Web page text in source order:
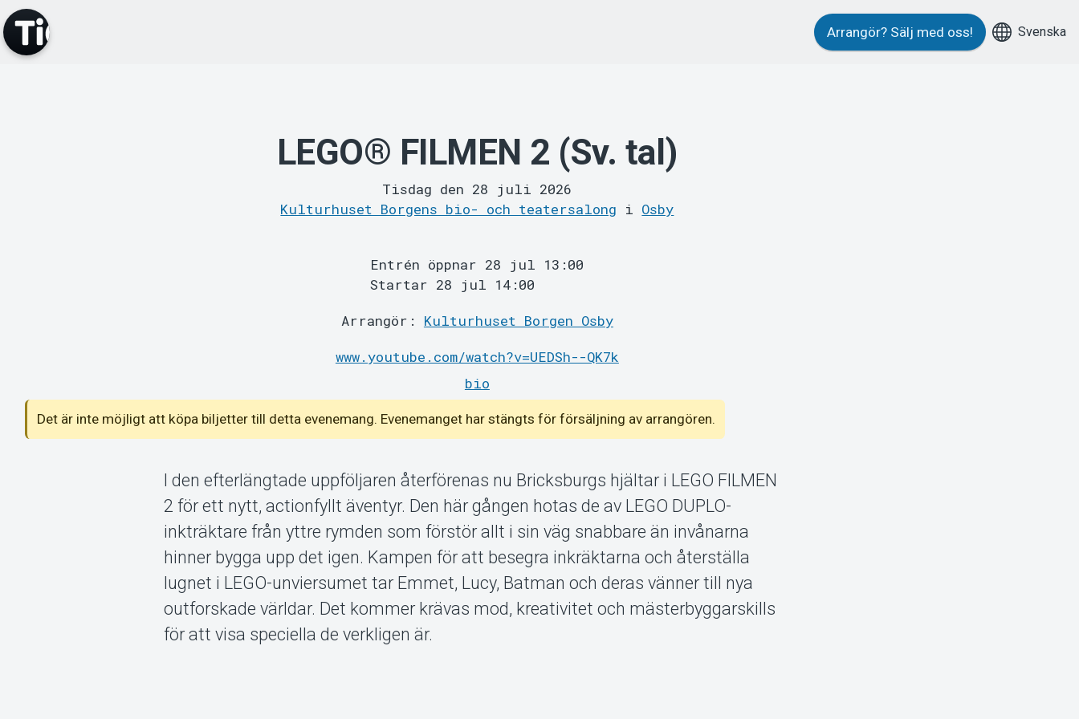
Arrangör? Sälj med oss! Svenska
LEGO® FILMEN 2 (Sv. tal)
Tisdag den 28 juli 2026
Kulturhuset Borgens bio- och teatersalong i Osby
Entrén öppnar 28 jul 13:00
Startar 28 jul 14:00
Arrangör: Kulturhuset Borgen Osby
www.youtube.com/watch?v=UEDSh--QK7k
bio
Det är inte möjligt att köpa biljetter till detta evenemang. Evenemanget har stängts för försäljning av arrangören.
I den efterlängtade uppföljaren återförenas nu Bricksburgs hjältar i LEGO FILMEN
2 för ett nytt, actionfyllt äventyr. Den här gången hotas de av LEGO DUPLO-
inkträktare från yttre rymden som förstör allt i sin väg snabbare än invånarna
hinner bygga upp det igen. Kampen för att besegra inkräktarna och återställa
lugnet i LEGO-unviersumet tar Emmet, Lucy, Batman och deras vänner till nya
outforskade världar. Det kommer krävas mod, kreativitet och mästerbyggarskills
för att visa speciella de verkligen är.